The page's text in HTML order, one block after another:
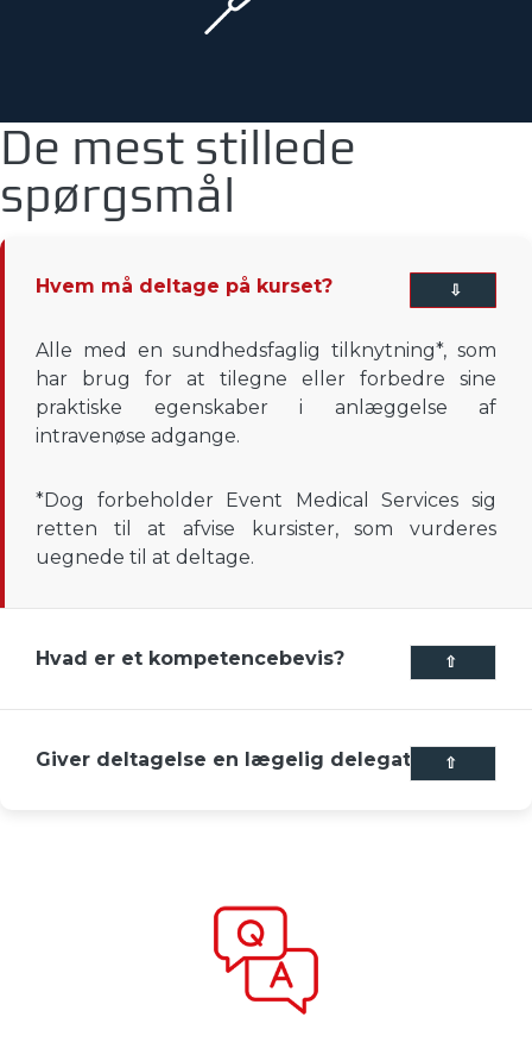
De mest stillede
spørgsmål
Hvem må deltage på kurset?
Alle med en sundhedsfaglig tilknytning*, som
har brug for at tilegne eller forbedre sine
praktiske egenskaber i anlæggelse af
intravenøse adgange.
*Dog forbeholder Event Medical Services sig
retten til at afvise kursister, som vurderes
uegnede til at deltage.
⇧
Hvad er et kompetencebevis? ⇧
Giver deltagelse en lægelig delegation?⇧